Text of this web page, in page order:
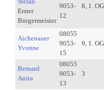
Erster
Bürgermeister
9053-
12
8, 1. OG
Aichenauer
Yvonne
08055
9053-
15
9, 1. OG
Bernard
Anita
08055
9053-
13
3